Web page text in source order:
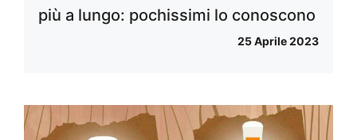
più a lungo: pochissimi lo conoscono
25 Aprile 2023